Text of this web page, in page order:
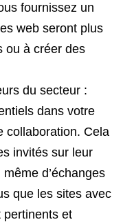
fournissez un
web seront plus
ou à créer des
du secteur :
dans votre
collaboration. Cela
invités sur leur
d’échanges
que les sites avec
pertinents et